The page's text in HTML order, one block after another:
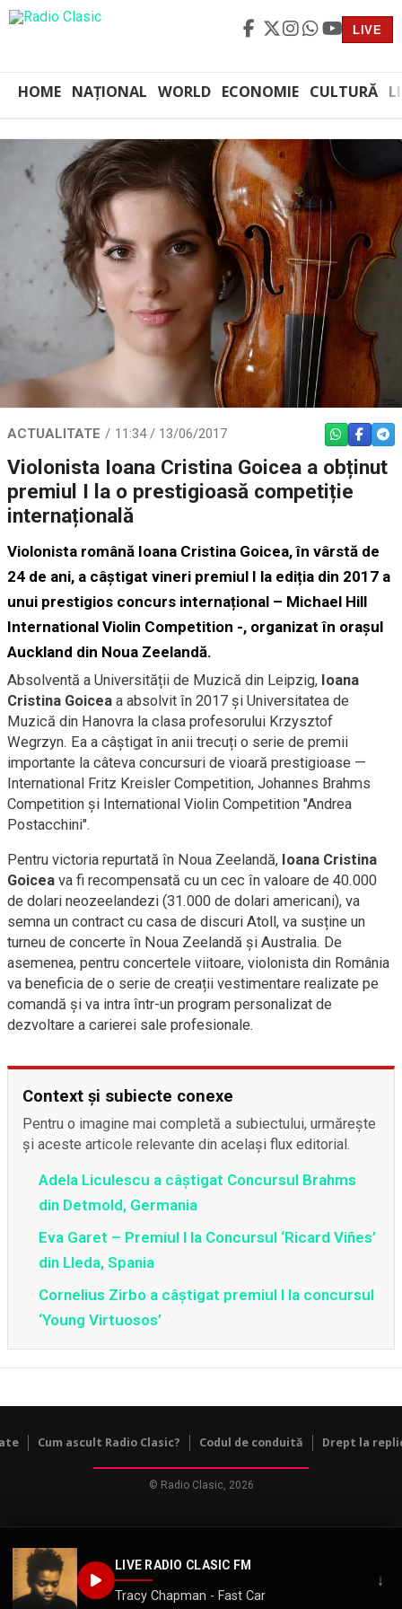
LIVE
HOME NAȚIONAL WORLD ECONOMIE CULTURĂ
LIVE RADIO CLASIC FM
Tracy Chapman - Fast Car
↓
ACTUALITATE 11:34 / 13/06/2017 WHATSAPP
Violonista Ioana Cristina Goicea a obținut
premiul I la o prestigioasă competiție
internațională
Violonista română Ioana Cristina Goicea, în vârstă de
24 de ani, a câștigat vineri premiul I la ediția din 2017 a
unui prestigios concurs internațional – Michael Hill
International Violin Competition -, organizat în orașul
Auckland din Noua Zeelandă.
Absolventă a Universității de Muzică din Leipzig, Ioana
Cristina Goicea a absolvit în 2017 și Universitatea de
Muzică din Hanovra la clasa profesorului Krzysztof
Wegrzyn. Ea a câștigat în anii trecuți o serie de premii
importante la câteva concursuri de vioară prestigioase —
International Fritz Kreisler Competition, Johannes Brahms
Competition și International Violin Competition "Andrea
Postacchini".
Pentru victoria repurtată în Noua Zeelandă, Ioana Cristina
Goicea va fi recompensată cu un cec în valoare de 40.000
de dolari neozeelandezi (31.000 de dolari americani), va
semna un contract cu casa de discuri Atoll, va susține un
turneu de concerte în Noua Zeelandă și Australia. De
asemenea, pentru concertele viitoare, violonista din România
va beneficia de o serie de creații vestimentare realizate pe
comandă și va intra într-un program personalizat de
dezvoltare a carierei sale profesionale.
Context și subiecte conexe
Pentru o imagine mai completă a subiectului, urmărește
și aceste articole relevante din același flux editorial.
Adela Liculescu a câştigat Concursul Brahms
din Detmold, Germania
Eva Garet – Premiul I la Concursul ‘Ricard Viñes’
din Lleda, Spania
Cornelius Zirbo a câştigat premiul I la concursul
‘Young Virtuosos’
Cum ascult Radio Clasic? Codul de conduită Drept la
© Radio Clasic, 2026